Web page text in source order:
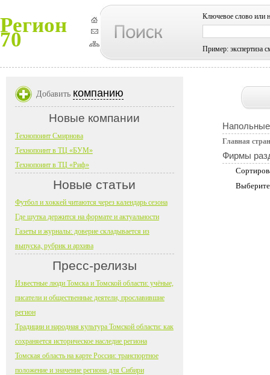
Регион
70
Ключевое слово или
Пример: экспертиза
Главная
Фирмы
Добавить компанию
Новые компании
Технопоинт Смирнова
Технопоинт в ТЦ «БУМ»
Технопоинт в ТЦ «Риф»
Новые статьи
Футбол и хоккей читаются через календарь сезона
Где шутка держится на формате и актуальности
Газеты и журналы: доверие складывается из
выпуска, рубрик и архива
Пресс-релизы
Известные люди Томска и Томской области: учёные,
писатели и общественные деятели, прославившие
регион
Традиции и народная культура Томской области: как
сохраняется историческое наследие региона
Томская область на карте России: транспортное
положение и значение региона для Сибири